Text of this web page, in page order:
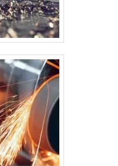
deve oferecer
ótima qualidade e
que passam
futuros para os
são os motivos pelos
é segura quando
de terceirização
foco é oferecer tudo
a qualidade final para
por profissionais com
esperam seu contato